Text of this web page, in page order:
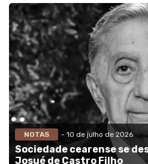
NOTAS - 10 de julho de 2026
Sociedade cearense se
Josué de Castro Filho